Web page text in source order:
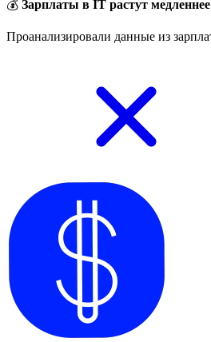
💰 Зарплаты в IT растут
Проанализировали данные из